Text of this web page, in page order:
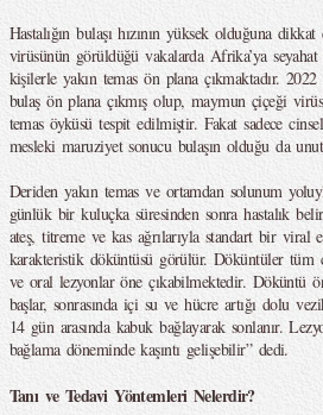
Hastalığın bulaşı hızının yüksek olduğuna
virüsünün görüldüğü vakalarda Afrika’ya
kişilerle yakın temas ön plana çıkmaktadır.
bulaş ön plana çıkmış olup, maymun çiçeği
temas öyküsü tespit edilmiştir. Fakat sadece
mesleki maruziyet sonucu bulaşın olduğu da
Deriden yakın temas ve ortamdan solunum
günlük bir kuluçka süresinden sonra hastalık
ateş, titreme ve kas ağrılarıyla standart bir viral
karakteristik döküntüsü görülür. Döküntüler
ve oral lezyonlar öne çıkabilmektedir. Döküntü
başlar, sonrasında içi su ve hücre artığı dolu
14 gün arasında kabuk bağlayarak sonlanır.
bağlama döneminde kaşıntı gelişebilir” dedi.
Tanı ve Tedavi Yöntemleri Nelerdir?